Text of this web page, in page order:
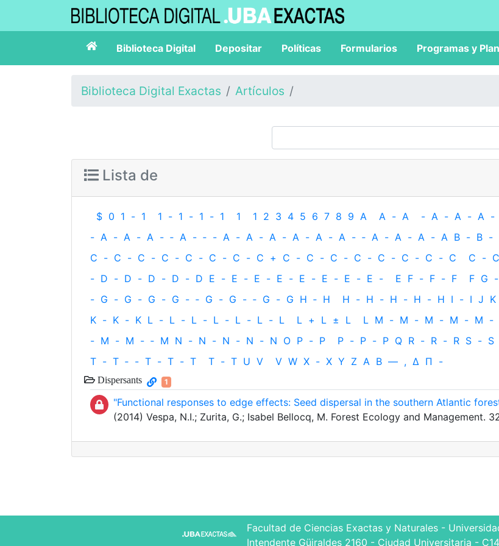
Biblioteca Digital Depositar Políticas Formularios Programas y
Biblioteca Digital Exactas Artículos
Lista de
$ 0 1 - 1 1 - 1 - 1 - 1 1 1 2 3 4 5 6 7 8 9 A A - A - A - A - A -
- A - A - A - ‐ A - ‐ - A - A - A - A - A - A - ‐ A - A - A - A B - B -
C - C - C - C - C - C - C - C + C - C - C - C - C - C - C - C C - C
- D - D - D - D - D E - E - E - E - E - E - E - E - E F - F - F F G -
- G - G - G - G - ‐ G - G - ‐ G - G H ‐ H H - H - H - H - H I - I J K
K - K - K L - L - L - L - L - L - L L + L ± L L M - M - M - M - M -
- M - M - ‐ M N - N - N - N - N O P - P P - P - P Q R - R - R S - S
T - T ‐ - T - T - T T - T U V V W X - X Y Z Α Β — , Δ Π -
Dispersants 1
"Functional responses to edge effects: Seed dispersal in the southern Atlantic
(2014) Vespa, N.I.; Zurita, G.; Isabel Bellocq, M. Forest Ecology and Management.
Facultad de Ciencias Exactas y Naturales -
Intendente Güiraldes 2160 - Ciudad Universitaria -